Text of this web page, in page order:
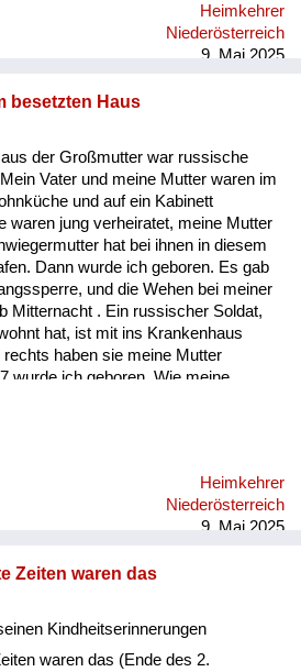
Und für solche Einrichtungen gab es
Heimkehrer
Niederösterreich
9. Mai 2025
besetzten Haus
der Großmutter war russische
Vater und meine Mutter waren im
und auf ein Kabinett
waren jung verheiratet, meine Mutter
hat bei ihnen in diesem
Dann wurde ich geboren. Es gab
und die Wehen bei meiner
Mitternacht . Ein russischer Soldat,
hat, ist mit ins Krankenhaus
haben sie meine Mutter
wurde ich geboren. Wie meine
eingezogen und wurde sofort an die
und war zwei Jahre in einem
Heimkehrer
Niederösterreich
9. Mai 2025
Zeiten waren das
Kindheitserinnerungen
waren das (Ende des 2.